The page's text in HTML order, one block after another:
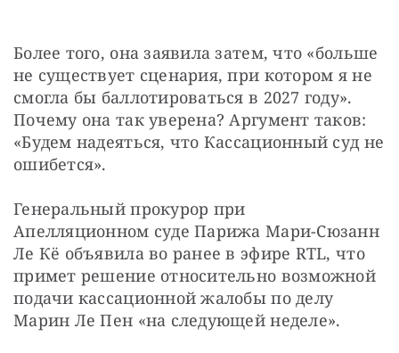
Более того, она заявила затем, что «больше
не существует сценария, при котором я не
смогла бы баллотироваться в 2027 году».
Почему она так уверена? Аргумент таков:
«Будем надеяться, что Кассационный суд не
ошибется».
Генеральный прокурор при
Апелляционном суде Парижа Мари-Сюзанн
Ле Кё объявила во ранее в эфире RTL, что
примет решение относительно возможной
подачи кассационной жалобы по делу
Марин Ле Пен «на следующей неделе».